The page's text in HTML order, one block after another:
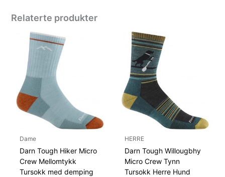
Relaterte produkter
Dame
Darn Tough Hiker Micro
Crew Mellomtykk
Tursokk med demping
HERRE
Darn Tough Willougbhy
Micro Crew Tynn
Tursokk Herre Hund